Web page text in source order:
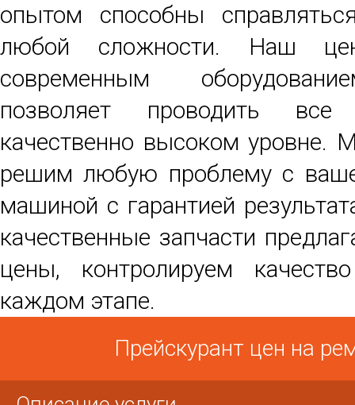
опытом способны
любой сложности. Наш
современным
позволяет проводить
качественно высоком уровне.
решим любую проблему с
машиной с гарантией
качественные запчасти
цены, контролируем
каждом этапе.
Прейскурант цен на